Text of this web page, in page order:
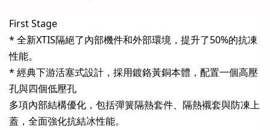
First Stage
* 全新XTIS隔絕了內部機件和外部環境，提升了50%的抗凍
性能。
* 經典下游活塞式設計，採用鍍鉻黃銅本體，配置一個高壓
孔與四個低壓孔
多項內部結構優化，包括彈簧隔熱套件、隔熱襯套與防凍上
蓋，全面強化抗結冰性能。